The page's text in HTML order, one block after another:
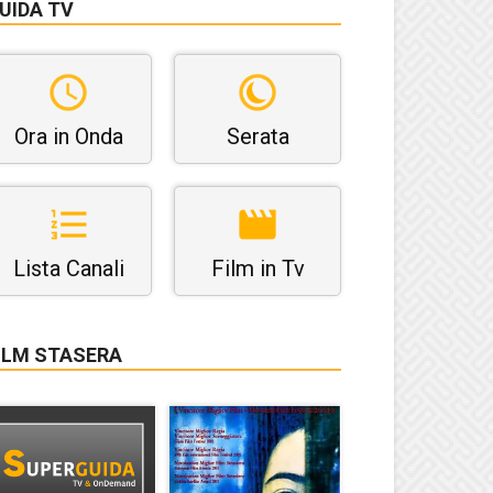
TV
Ora in Onda Serata
Lista Canali Film in Tv
STASERA